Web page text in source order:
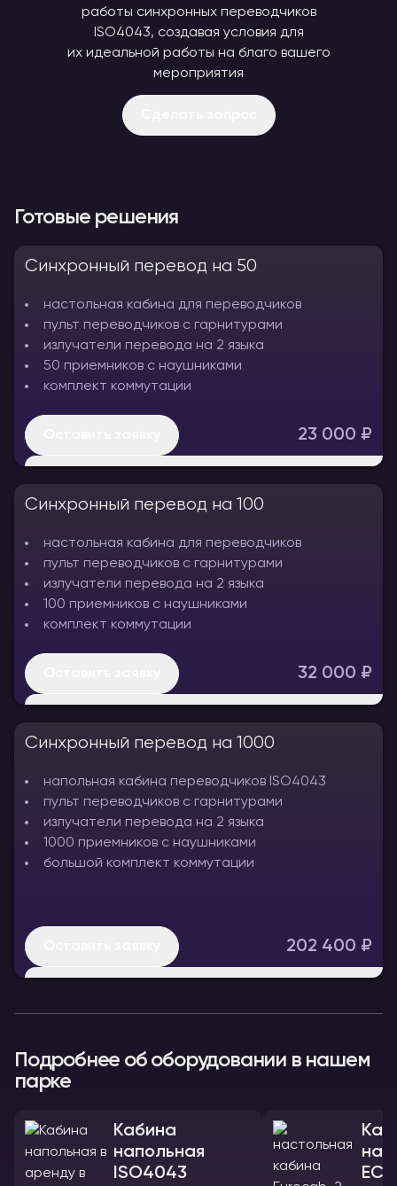
работы синхронных переводчиков
ISO4043, создавая условия для
их идеальной работы на благо вашего
мероприятия
Готовые решения
Синхронный перевод на 50
настольная кабина для переводчиков
пульт переводчиков с гарнитурами
излучатели перевода на 2 языка
50 приемников с наушниками
комплект коммутации
23 000 ₽
Для мероприятий с использованием двух языков
(русский + иностранный) для 50 слушателей
Синхронный перевод на 100
настольная кабина для переводчиков
пульт переводчиков с гарнитурами
излучатели перевода на 2 языка
100 приемников с наушниками
комплект коммутации
32 000 ₽
Стандартный конференц-зал на 100 слушателей
и два языка (русский и иностранный)
Синхронный перевод на 1000
напольная кабина переводчиков ISO4043
пульт переводчиков с гарнитурами
излучатели перевода на 2 языка
1000 приемников с наушниками
большой комплект коммутации
202 400 ₽
Подробнее об оборудовании в нашем
парке
Кабина
напольная
ISO4043
ЕС-